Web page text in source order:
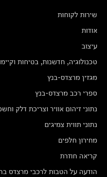
שירות לקוחות
אודות
עיצוב
טכנולוגיה, חדשנות, בטיחות
מגזין מרצדס-בנץ
ספרי רכב מרצדס-בנץ
נתוני זיהום אוויר וצריכת דלק
נתוני תווית צמיגים
מחירון חלפים
קריאה חוזרת
הודעה על הטבות לרכבי מרצדס בהסדר